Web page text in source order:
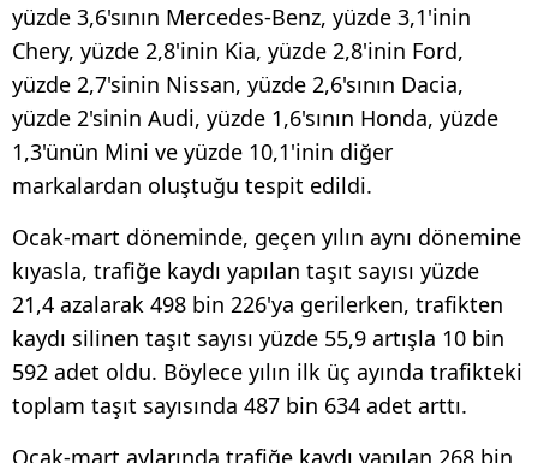
yüzde 3,6'sının Mercedes-Benz, yüzde 3,1'inin
Chery, yüzde 2,8'inin Kia, yüzde 2,8'inin Ford,
yüzde 2,7'sinin Nissan, yüzde 2,6'sının Dacia,
yüzde 2'sinin Audi, yüzde 1,6'sının Honda, yüzde
1,3'ünün Mini ve yüzde 10,1'inin diğer
markalardan oluştuğu tespit edildi.
Ocak-mart döneminde, geçen yılın aynı dönemine
kıyasla, trafiğe kaydı yapılan taşıt sayısı yüzde
21,4 azalarak 498 bin 226'ya gerilerken, trafikten
kaydı silinen taşıt sayısı yüzde 55,9 artışla 10 bin
592 adet oldu. Böylece yılın ilk üç ayında trafikteki
toplam taşıt sayısında 487 bin 634 adet arttı.
Ocak-mart aylarında trafiğe kaydı yapılan 268 bin